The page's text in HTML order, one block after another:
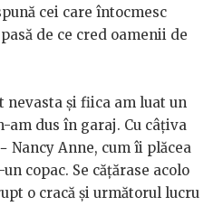
cei care întocmesc
de ce cred oamenii de
nevasta și fiica am luat un
am dus în garaj. Cu câțiva
Nancy Anne, cum îi plăcea
copac. Se cățărase acolo
o cracă și următorul lucru